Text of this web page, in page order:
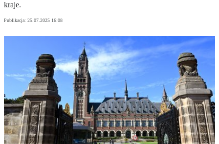
kraje.
Publikacja: 25.07.2025 16:08